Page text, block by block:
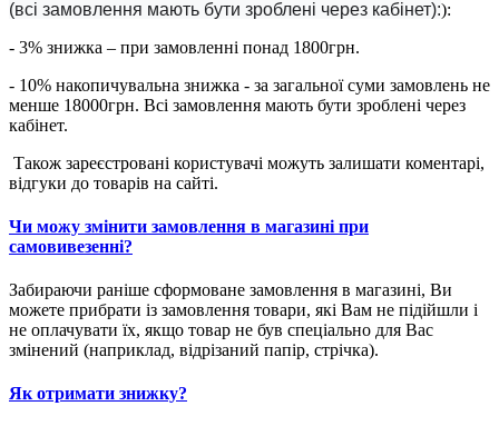
(всі замовлення мають бути зроблені через кабінет):):
- 3% знижка – при замовленні понад 1800грн.
- 10% накопичувальна знижка - за загальної суми замовлень не
менше 18000грн. Всі замовлення мають бути зроблені через
кабінет.
Також зареєстровані користувачі можуть залишати коментарі,
відгуки до товарів на сайті.
Чи можу змінити замовлення в магазині при
самовивезенні?
Забираючи раніше сформоване замовлення в магазині, Ви
можете прибрати із замовлення товари, які Вам не підійшли і
не оплачувати їх, якщо товар не був спеціально для Вас
змінений (наприклад, відрізаний папір, стрічка).
Як отримати знижку?